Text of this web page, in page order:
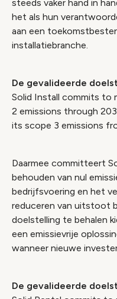
steeds vaker hand in
het als hun
aan een
installatiebranche.
De gevalideerde
Solid Install commits to
2 emissions through
its scope 3 emissions
Daarmee committeert
behouden van nul
bedrijfsvoering en het
reduceren van uitstoot
doelstelling te behalen
een emissievrije
wanneer nieuwe
De gevalideerde